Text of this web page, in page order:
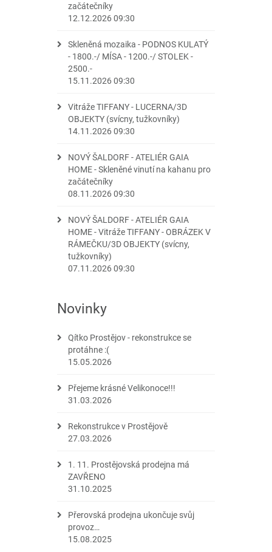
začátečníky
12.12.2026 09:30
Skleněná mozaika - PODNOS KULATÝ
- 1800.-/ MÍSA - 1200.-/ STOLEK -
2500.-
15.11.2026 09:30
Vitráže TIFFANY - LUCERNA/3D
OBJEKTY (svícny, tužkovníky)
14.11.2026 09:30
NOVÝ ŠALDORF - ATELIÉR GAIA
HOME - Skleněné vinutí na kahanu pro
začátečníky
08.11.2026 09:30
NOVÝ ŠALDORF - ATELIÉR GAIA
HOME - Vitráže TIFFANY - OBRÁZEK V
RÁMEČKU/3D OBJEKTY (svícny,
tužkovníky)
07.11.2026 09:30
Novinky
Qítko Prostějov - rekonstrukce se
protáhne :(
15.05.2026
Přejeme krásné Velikonoce!!!
31.03.2026
Rekonstrukce v Prostějově
27.03.2026
1. 11. Prostějovská prodejna má
ZAVŘENO
31.10.2025
Přerovská prodejna ukončuje svůj
provoz…
15.08.2025